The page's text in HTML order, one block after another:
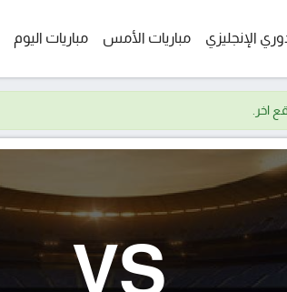
الإنجليزي مباريات الأمس مباريات اليوم
VS